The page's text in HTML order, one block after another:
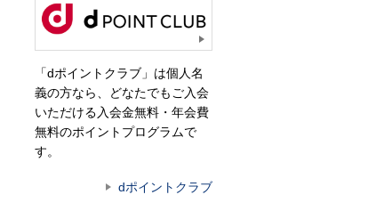
「dポイントクラブ」は個人名
義の方なら、どなたでもご入会
いただける入会金無料・年会費
無料のポイントプログラムで
す。
dポイントクラブ